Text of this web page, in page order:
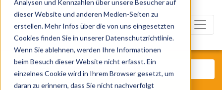
Analysen und Kennzahlen über unsere Besucher auf
dieser Website und anderen Medien-Seiten zu
erstellen. Mehr Infos über die von uns eingesetzten
Cookies finden Sie in unserer Datenschutzrichtlinie.
Wenn Sie ablehnen, werden Ihre Informationen
beim Besuch dieser Website nicht erfasst. Ein
einzelnes Cookie wird in Ihrem Browser gesetzt, um
daran zu erinnern, dass Sie nicht nachverfolgt
Was? Künstler, Zelte, Bands,